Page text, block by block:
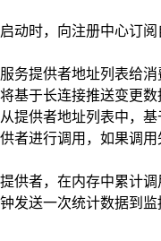
动时，向注册中心订
务提供者地址列表给
基于长连接推送变更数
提供者地址列表中，
者进行调用，如果调
供者，在内存中累计
发送一次统计数据到监